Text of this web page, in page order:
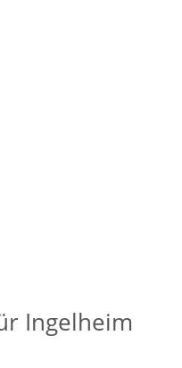
Ingelheim